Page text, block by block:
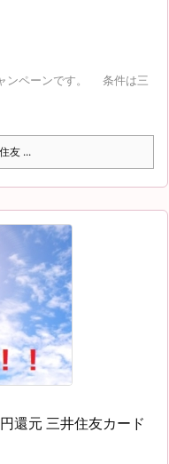
ンペーンです。 条件は三
友 ...
還元 三井住友カード